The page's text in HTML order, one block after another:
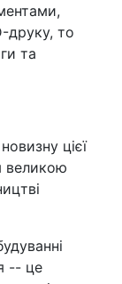
друку, то
та
цієї
великою
-- це